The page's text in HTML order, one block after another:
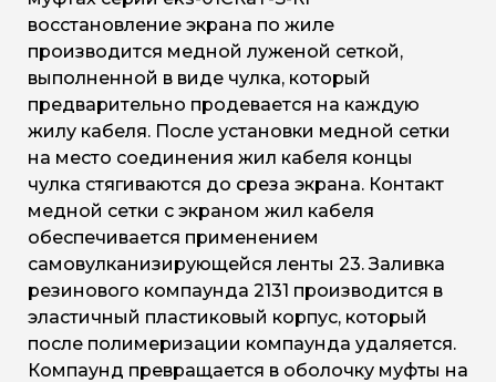
восстановление экрана по жиле
производится медной луженой сеткой,
выполненной в виде чулка, который
предварительно продевается на каждую
жилу кабеля. После установки медной сетки
на место соединения жил кабеля концы
чулка стягиваются до среза экрана. Контакт
медной сетки с экраном жил кабеля
обеспечивается применением
самовулканизирующейся ленты 23. Заливка
резинового компаунда 2131 производится в
эластичный пластиковый корпус, который
после полимеризации компаунда удаляется.
Компаунд превращается в оболочку муфты на